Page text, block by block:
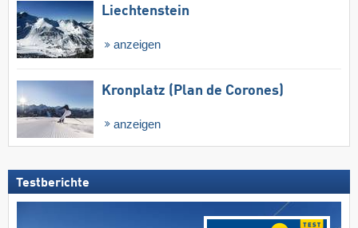
Liechtenstein
anzeigen
Kronplatz (Plan de Corones)
anzeigen
Testberichte